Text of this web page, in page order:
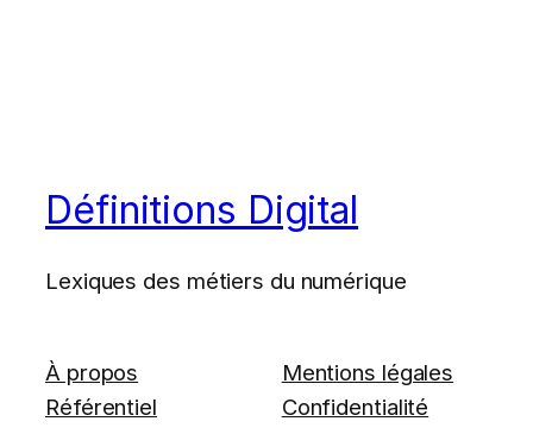
Définitions Digital
Lexiques des métiers du numérique
À propos
Référentiel
Mentions légales
Confidentialité